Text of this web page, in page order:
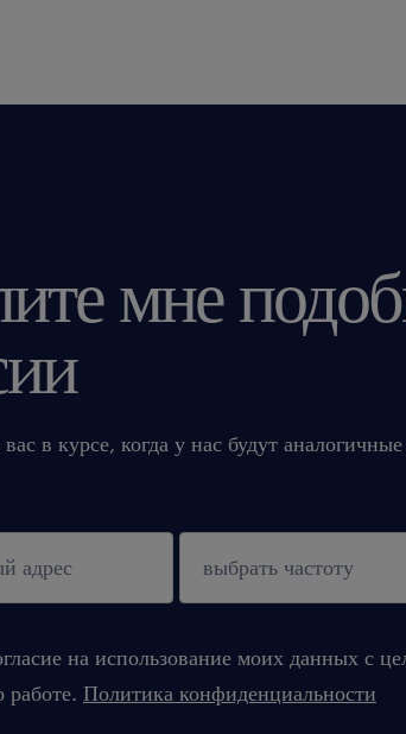
мне
в курсе, когда у нас будут
на использование моих данных с
Политика конфиденциальности